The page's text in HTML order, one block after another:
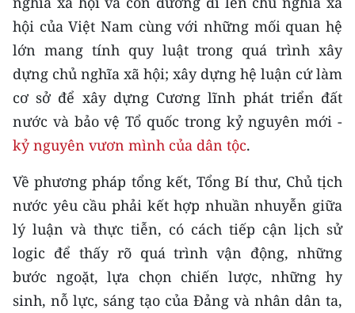
hội của Việt Nam cùng với những mối quan hệ
lớn mang tính quy luật trong quá trình xây
dựng chủ nghĩa xã hội; xây dựng hệ luận cứ làm
cơ sở để xây dựng Cương lĩnh phát triển đất
nước và bảo vệ Tổ quốc trong kỷ nguyên mới -
kỷ nguyên vươn mình của dân tộc.
Về phương pháp tổng kết, Tổng Bí thư, Chủ tịch
nước yêu cầu phải kết hợp nhuần nhuyễn giữa
lý luận và thực tiễn, có cách tiếp cận lịch sử
logic để thấy rõ quá trình vận động, những
bước ngoặt, lựa chọn chiến lược, những hy
sinh, nỗ lực, sáng tạo của Đảng và nhân dân ta,